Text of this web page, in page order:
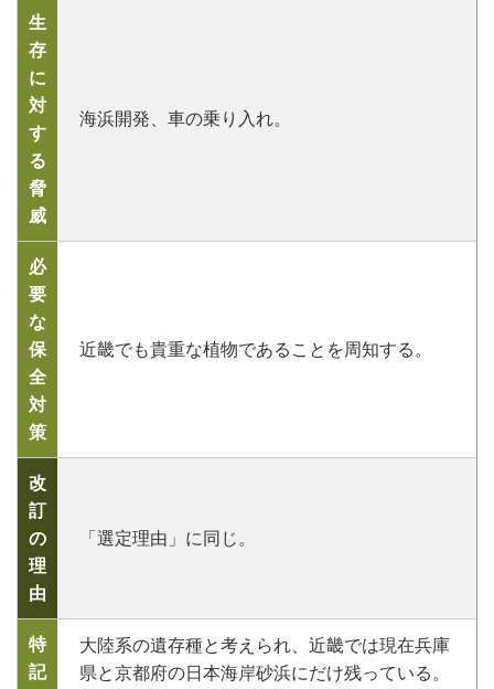
生
存
に
対
す
る
脅
威
海浜開発、車の乗り入れ。
必
要
な
保
全
対
策
近畿でも貴重な植物であることを周知する。
改
訂
の
理
由
「選定理由」に同じ。
特
記
大陸系の遺存種と考えられ、近畿では現在兵庫
県と京都府の日本海岸砂浜にだけ残っている。